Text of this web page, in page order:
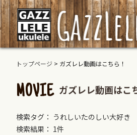
トップページ > ガズレレ動画はこちら！
MOVIE ガズレレ動画はこ
検索タグ： うれしいたのしい大好き
検索結果： 1件